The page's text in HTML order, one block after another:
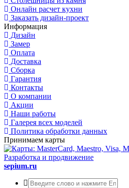
Онлайн расчет кухни
Заказать дизайн-проект
Информация
Дизайн
Замер
Оплата
Доставка
Сборка
Гарантия
Контакты
О компании
Акции
Наши работы
Галерея всех моделей
Политика обработки данных
Принимаем карты
Разработка и продвижение
sepium.ru